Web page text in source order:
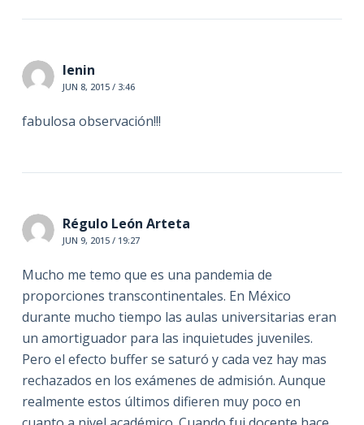
lenin
JUN 8, 2015 / 3:46
fabulosa observación!!!
Régulo León Arteta
JUN 9, 2015 / 19:27
Mucho me temo que es una pandemia de
proporciones transcontinentales. En México
durante mucho tiempo las aulas universitarias eran
un amortiguador para las inquietudes juveniles.
Pero el efecto buffer se saturó y cada vez hay mas
rechazados en los exámenes de admisión. Aunque
realmente estos últimos difieren muy poco en